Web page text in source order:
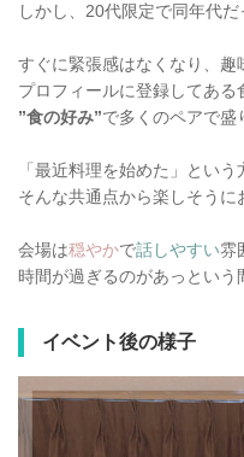
しかし、20代限定で同年代だ
すぐに緊張感はなくなり、趣
プロフィールに登録してある
”食の好み”で多くのペアで盛
「最近料理を始めた」という
そんな共通点から楽しそうに
会場は穏やかで話しやすい雰
時間が過ぎるのがあっという
イベント後の様子